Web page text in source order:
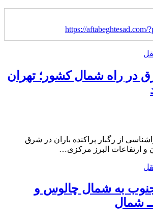
https://aftabeghtesad.com/
در راه شمال کشور؛ تهران
از رگبار پراکنده باران در شرق
و ارتفاعات البرز مرکزی…
به شمال چالوس و
ــ شمال